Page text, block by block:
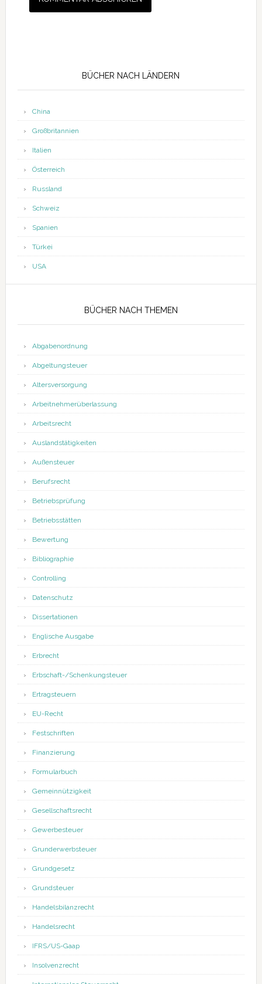
BÜCHER NACH LÄNDERN
China
Großbritannien
Italien
Österreich
Russland
Schweiz
Spanien
Türkei
USA
BÜCHER NACH THEMEN
Abgabenordnung
Abgeltungsteuer
Altersversorgung
Arbeitnehmerüberlassung
Arbeitsrecht
Auslandstätigkeiten
Außensteuer
Berufsrecht
Betriebsprüfung
Betriebsstätten
Bewertung
Bibliographie
Controlling
Datenschutz
Dissertationen
Englische Ausgabe
Erbrecht
Erbschaft-/Schenkungsteuer
Ertragsteuern
EU-Recht
Festschriften
Finanzierung
Formularbuch
Gemeinnützigkeit
Gesellschaftsrecht
Gewerbesteuer
Grunderwerbsteuer
Grundgesetz
Grundsteuer
Handelsbilanzrecht
Handelsrecht
IFRS/US-Gaap
Insolvenzrecht